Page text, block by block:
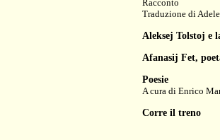
Racconto
Traduzione di
Aleksej Tolstoj e
Afanasij Fet,
Poesie
A cura di Enrico
Corre il treno